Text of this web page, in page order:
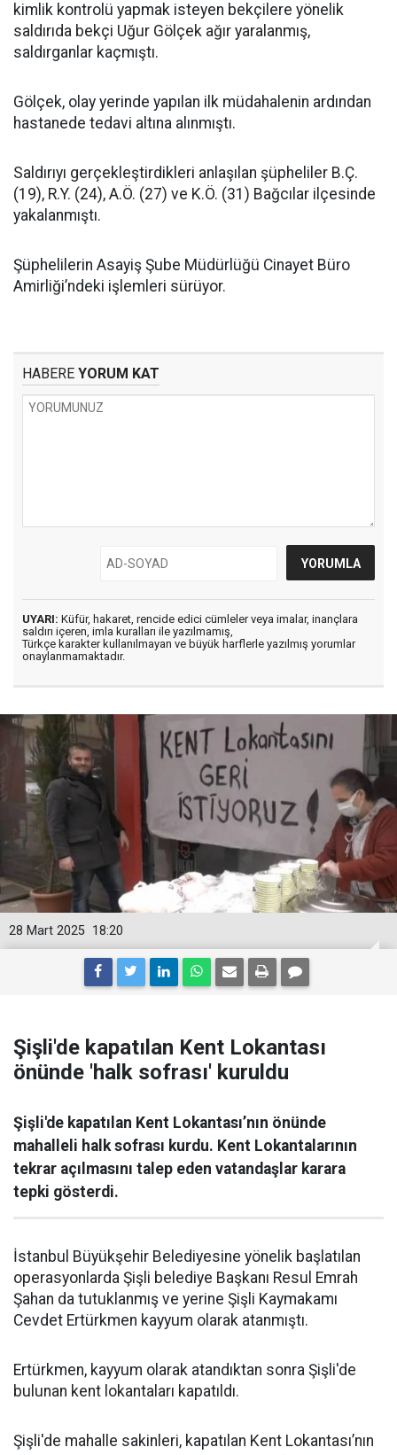
kimlik kontrolü yapmak isteyen bekçilere yönelik
saldırıda bekçi Uğur Gölçek ağır yaralanmış,
saldırganlar kaçmıştı.
Gölçek, olay yerinde yapılan ilk müdahalenin ardından
hastanede tedavi altına alınmıştı.
Saldırıyı gerçekleştirdikleri anlaşılan şüpheliler B.Ç.
(19), R.Y. (24), A.Ö. (27) ve K.Ö. (31) Bağcılar ilçesinde
yakalanmıştı.
Şüphelilerin Asayiş Şube Müdürlüğü Cinayet Büro
Amirliği’ndeki işlemleri sürüyor.
HABERE YORUM KAT
UYARI: Küfür, hakaret, rencide edici cümleler veya imalar, inançlara
saldırı içeren, imla kuralları ile yazılmamış,
Türkçe karakter kullanılmayan ve büyük harflerle yazılmış yorumlar
onaylanmamaktadır.
18:20
28 Mart 2025
Şişli'de kapatılan Kent Lokantası
önünde 'halk sofrası' kuruldu
Şişli'de kapatılan Kent Lokantası’nın önünde
mahalleli halk sofrası kurdu. Kent Lokantalarının
tekrar açılmasını talep eden vatandaşlar karara
tepki gösterdi.
İstanbul Büyükşehir Belediyesine yönelik başlatılan
operasyonlarda Şişli belediye Başkanı Resul Emrah
Şahan da tutuklanmış ve yerine Şişli Kaymakamı
Cevdet Ertürkmen kayyum olarak atanmıştı.
Ertürkmen, kayyum olarak atandıktan sonra Şişli'de
bulunan kent lokantaları kapatıldı.
Şişli'de mahalle sakinleri, kapatılan Kent Lokantası’nın